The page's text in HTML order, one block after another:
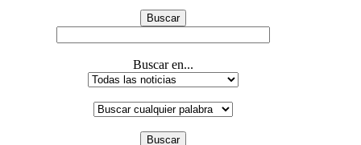
Buscar
Buscar en...
Buscar